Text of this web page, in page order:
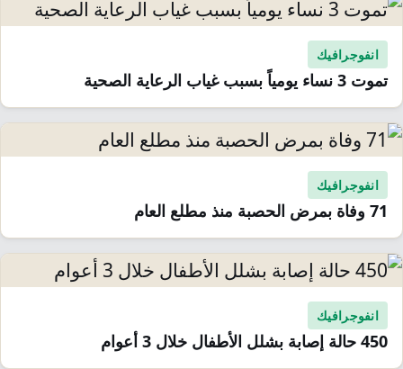
انفوجرافيك
تموت 3 نساء يومياً بسبب غياب الرعاية الصحية
انفوجرافيك
71 وفاة بمرض الحصبة منذ مطلع العام
انفوجرافيك
450 حالة إصابة بشلل الأطفال خلال 3 أعوام